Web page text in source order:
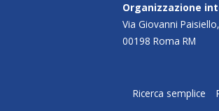
Organizzazione
Via Giovanni
00198 Roma RM
Ricerca semplice